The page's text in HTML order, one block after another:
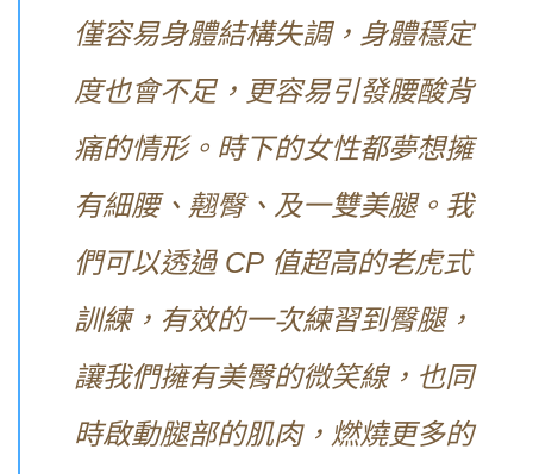
僅容易身體結構失調，身體穩定
度也會不足，更容易引發腰酸背
痛的情形。時下的女性都夢想擁
有細腰、翹臀、及一雙美腿。我
們可以透過 CP 值超高的老虎式
訓練，有效的一次練習到臀腿，
讓我們擁有美臀的微笑線，也同
時啟動腿部的肌肉，燃燒更多的